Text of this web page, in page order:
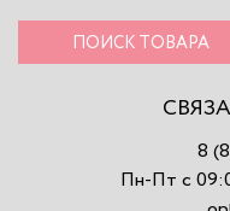
8
Пн-Пт с